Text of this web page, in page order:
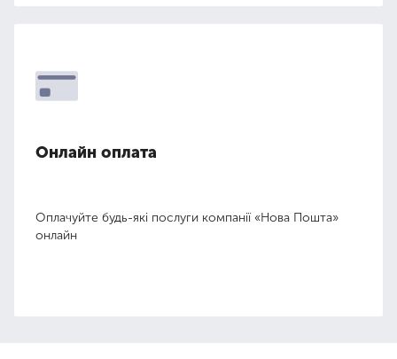
Онлайн оплата
Оплачуйте будь-які послуги компанії «Нова Пошта»
онлайн